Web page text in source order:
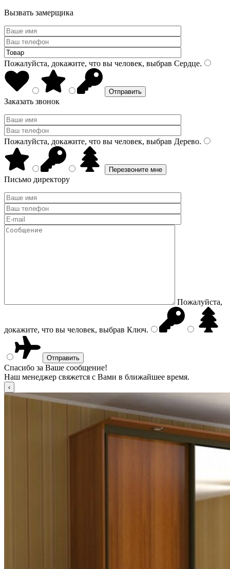
Вызвать замерщика
Пожалуйста, докажите, что вы человек, выбрав Сердце.
Заказать звонок
Пожалуйста, докажите, что вы человек, выбрав Дерево.
Письмо директору
Пожалуйста,
докажите, что вы человек, выбрав Ключ.
Спасибо за Ваше сообщение!
Наш менеджер свяжется с Вами в ближайшее время.